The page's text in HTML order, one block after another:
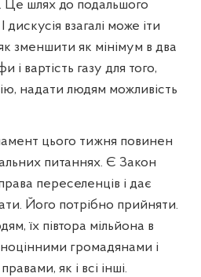
Це шлях до подальшого
взагалі може іти
зменшити як мінімум в два
і вартість газу для того,
надати людям можливість
цього тижня повинен
питаннях. Є Закон
переселенців і дає
Його потрібно прийняти.
їх півтора мільйона в
громадянами і
як і всі інші.